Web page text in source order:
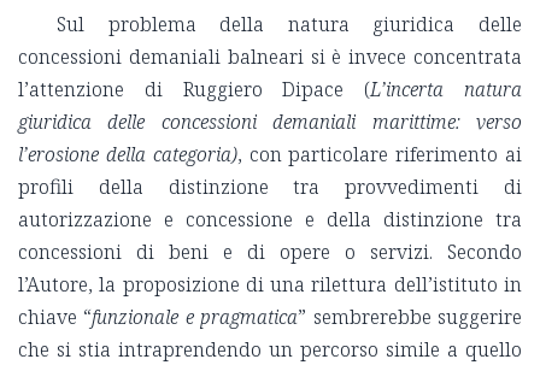
Sul problema della natura giuridica delle
concessioni demaniali balneari si è invece concentrata
l’attenzione di Ruggiero Dipace (L’incerta natura
giuridica delle concessioni demaniali marittime: verso
l’erosione della categoria), con particolare riferimento ai
profili della distinzione tra provvedimenti di
autorizzazione e concessione e della distinzione tra
concessioni di beni e di opere o servizi. Secondo
l’Autore, la proposizione di una rilettura dell’istituto in
chiave “funzionale e pragmatica” sembrerebbe suggerire
che si stia intraprendendo un percorso simile a quello